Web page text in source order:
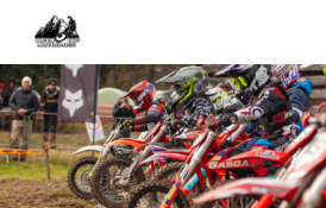
main
content